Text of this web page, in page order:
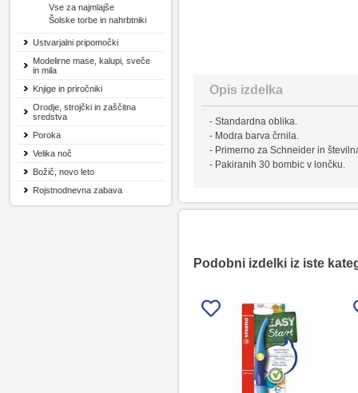
Vse za najmlajše
Šolske torbe in nahrbtniki
Ustvarjalni pripomočki
Modelirne mase, kalupi, sveče
in mila
Knjige in priročniki
Orodje, strojčki in zaščitna
sredstva
Poroka
Velika noč
Božič, novo leto
Rojstnodnevna zabava
Opis izdelka
- Standardna oblika.
- Modra barva črnila.
- Primerno za Schneider in
- Pakiranih 30 bombic v lončku.
Podobni izdelki iz iste